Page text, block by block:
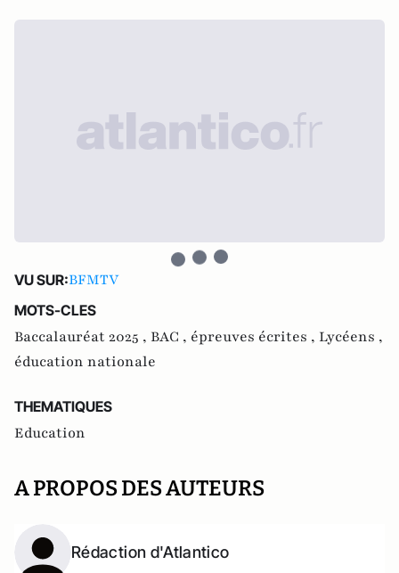
VU SUR:BFMTV
MOTS-CLES
Baccalauréat 2025 , BAC , épreuves écrites , Lycéens ,
éducation nationale
THEMATIQUES
Education
A PROPOS DES AUTEURS
Rédaction d'Atlantico